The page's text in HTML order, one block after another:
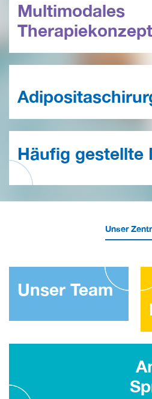
Multimodales
Therapiekonzept
Häufig gestellte
Unser
Unser Team